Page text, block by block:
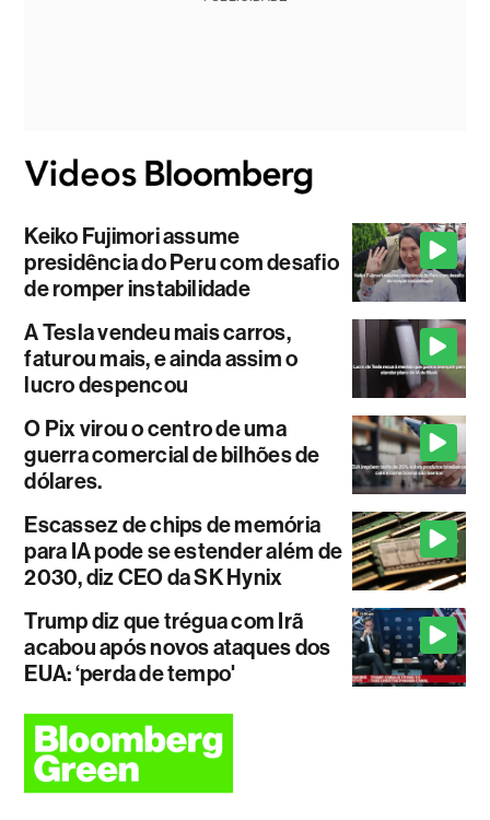
Keiko Fujimori assume
presidência do Peru com desafio
de romper instabilidade
A Tesla vendeu mais carros,
faturou mais, e ainda assim o
lucro despencou
O Pix virou o centro de uma
guerra comercial de bilhões de
dólares.
Escassez de chips de memória
para IA pode se estender além de
2030, diz CEO da SK Hynix
Trump diz que trégua com Irã
acabou após novos ataques dos
EUA: ‘perda de tempo'